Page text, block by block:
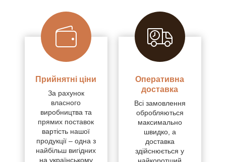
Прийнятні ціни
За рахунок
власного
виробництва та
прямих поставок
вартість нашої
продукції – одна з
найбільш вигідних
на українському
Оперативна
доставка
Всі замовлення
обробляються
максимально
швидко, а
доставка
здійснюється у